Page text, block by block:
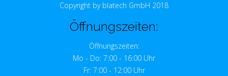
Copyright by blatech GmbH 2018
Öffnungszeiten:
Öffnungszeiten:
Mo - Do: 7:00 - 16:00 Uhr
Fr: 7:00 - 12:00 Uhr